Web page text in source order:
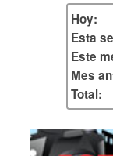
Hoy:
Esta
Este
Mes
Total: